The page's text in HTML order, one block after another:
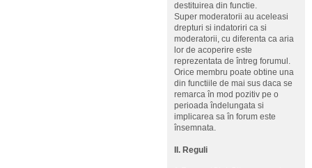
destituirea din functie.
Super moderatorii au aceleasi
drepturi si indatoriri ca si
moderatorii, cu diferenta ca aria
lor de acoperire este
reprezentata de întreg forumul.
Orice membru poate obtine una
din functiile de mai sus daca se
remarca în mod pozitiv pe o
perioada îndelungata si
implicarea sa în forum este
însemnata.
II. Reguli